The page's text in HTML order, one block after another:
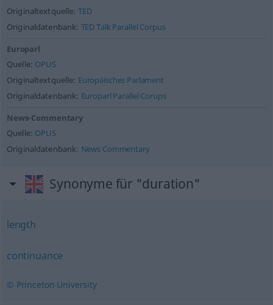
Originaltextquelle: TED
Originaldatenbank: TED Talk Parallel Corpus
Europarl
Quelle: OPUS
Originaltextquelle: Europäisches Parlament
Originaldatenbank: Europarl Parallel Corups
News-Commentary
Quelle: OPUS
Originaldatenbank: News Commentary
Synonyme für "duration"
length
continuance
© Princeton University